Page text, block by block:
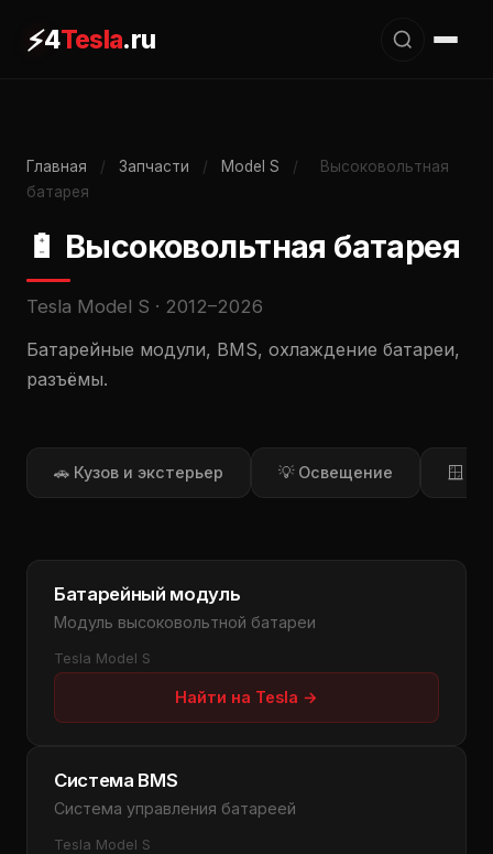
⚡4Tesla.ru
Главная / Запчасти / Model S /
Высоковольтная
батарея
🔋 Высоковольтная батарея
Tesla Model S · 2012–2026
Батарейные модули, BMS, охлаждение батареи,
разъёмы.
🚗 Кузов и экстерьер 💡 Освещение 🪟
Батарейный модуль
Модуль высоковольтной батареи
Tesla Model S
Найти на Tesla →
Система BMS
Система управления батареей
Tesla Model S